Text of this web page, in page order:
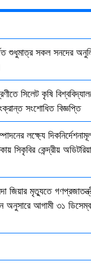
শুধুমাত্র সকল সনদের
সিলেট কৃষি
সংশোধিত বিজ্ঞপ্তি
লক্ষ্যে
সিকৃবির কেন্দ্রীয়
জিয়ার মৃত্যুতে
অনুসারে আগামী ৩১